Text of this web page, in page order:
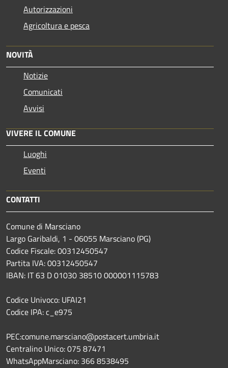
Autorizzazioni
Agricoltura e pesca
NOVITÀ
Notizie
Comunicati
Avvisi
VIVERE IL COMUNE
Luoghi
Eventi
CONTATTI
Comune di Marsciano
Largo Garibaldi, 1 - 06055 Marsciano (PG)
Codice Fiscale: 00312450547
Partita IVA: 00312450547
IBAN: IT 63 D 01030 38510 000001115783
Codice Univoco: UFAI21
Codice IPA: c_e975
PEC:comune.marsciano@postacert.umbria.it
Centralino Unico: 075 87471
WhatsAppMarsciano: 366 8538495